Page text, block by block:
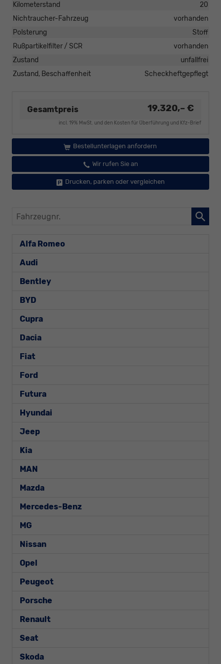
Kilometerstand
20
Nichtraucher-Fahrzeug
vorhanden
Polsterung
Stoff
Rußpartikelfilter / SCR
vorhanden
Zustand
unfallfrei
Zustand, Beschaffenheit
Scheckheftgepflegt
Gesamtpreis 19.320,– €
incl. 19% MwSt. und den Kosten für Überführung und Kfz-Brief
Bestellunterlagen anfordern
Wir rufen Sie an
Drucken, parken oder vergleichen
Fahrzeugnr.
Alfa Romeo
Audi
Bentley
BYD
Cupra
Dacia
Fiat
Ford
Futura
Hyundai
Jeep
Kia
MAN
Mazda
Mercedes-Benz
MG
Nissan
Opel
Peugeot
Porsche
Renault
Seat
Skoda